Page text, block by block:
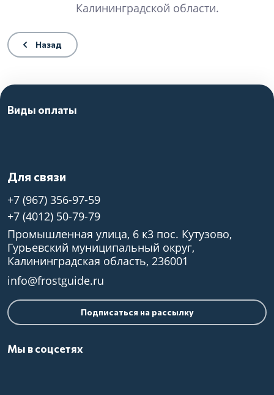
Калининградской области.
Назад
Для связи
+7 (967) 356-97-59
+7 (4012) 50-79-79
Промышленная улица, 6 к3 пос. Кутузово,
Гурьевский муниципальный округ,
Калининградская область, 236001
info@frostguide.ru
Подписаться на рассылку
Мы в соцсетях
Виды оплаты